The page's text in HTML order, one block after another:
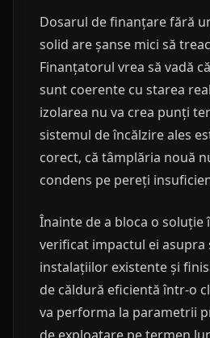
Dosarul de finanțare fără
solid are șanse mici să
Finanțatorul vrea să vadă
sunt coerente cu starea
izolarea nu va crea punți
sistemul de încălzire ales
corect, că tâmplăria nouă
condens pe pereți
Înainte de a bloca o soluție
verificat impactul ei
instalațiilor existente și
de căldură eficientă într-o
va performa la parametrii